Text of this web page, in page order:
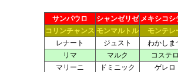
サンパウロ シャンゼリゼ メキシコシ
コリンチャンス モンマルトル
モンテレ
レナート
ジュスト
わかしま
リマ
マルク
コステ
マリーニ
ドミニック
ゲレロ